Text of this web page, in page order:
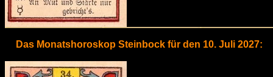
Das Monatshoroskop Steinbock für den 10. Juli 2027: